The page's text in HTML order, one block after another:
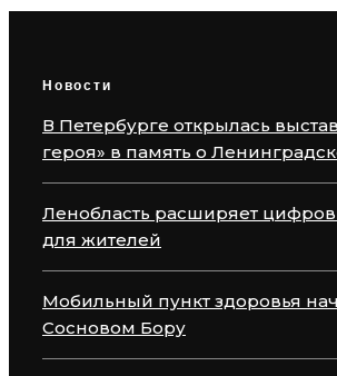
Новости
В Петербурге открылась
героя» в память о
Ленобласть расширяет
для жителей
Мобильный пункт здоровья
Сосновом Бору